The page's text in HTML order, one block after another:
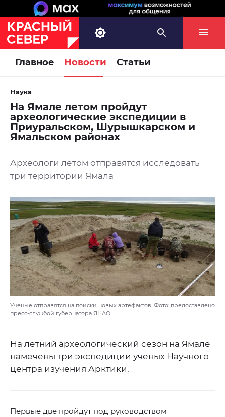
Главное Новости Статьи
Наука
На Ямале летом пройдут
археологические экспедиции в
Приуральском, Шурышкарском и
Ямальском районах
Археологи летом отправятся исследовать
три территории Ямала
Ученые отправятся на поиски новых артефактов. Фото: предоставлено
пресс-службой губернатора ЯНАО
На летний археологический сезон на Ямале
намечены три экспедиции ученых Научного
центра изучения Арктики.
Первые две пройдут под руководством